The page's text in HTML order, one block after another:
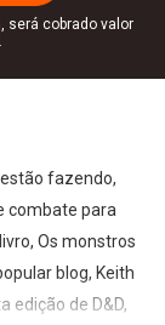
será cobrado valor
fazendo,
combate para
Os monstros
blog, Keith
edição de D&D,